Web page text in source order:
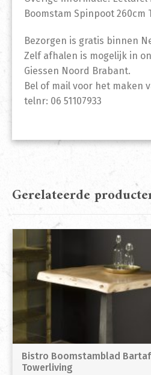
Boomstam Spinpoot 260cm
Bezorgen is gratis binnen
Zelf afhalen is mogelijk in
Giessen Noord Brabant.
Bel of mail voor het maken
telnr: 06 51107933
Gerelateerde
Bistro Boomstamblad
Towerliving